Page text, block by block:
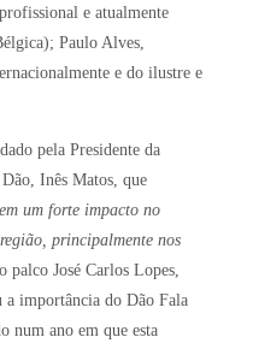
e atualmente
Paulo Alves,
e do ilustre e
pela Presidente da
Inês Matos, que
um forte impacto no
principalmente nos
palco José Carlos Lopes,
a importância do Dão Fala
num ano em que esta